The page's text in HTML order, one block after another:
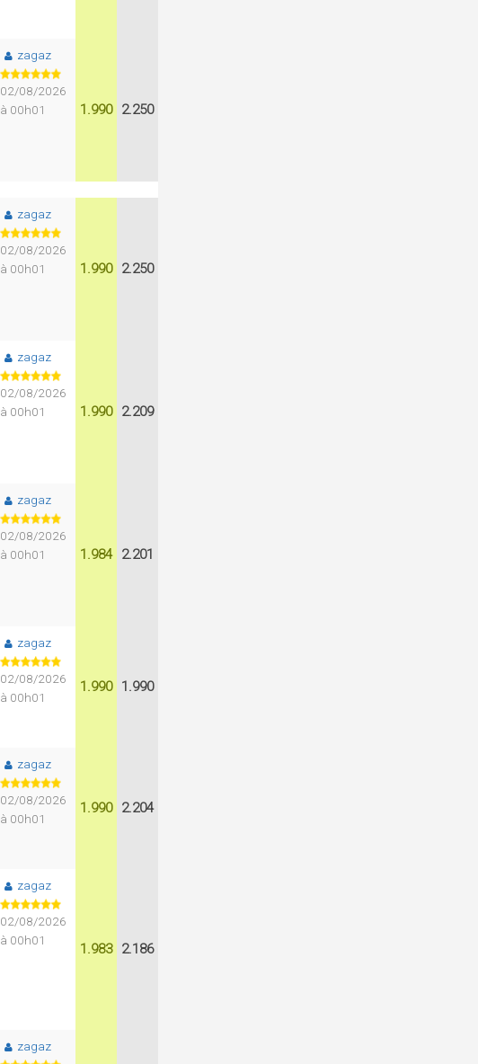
zagaz
02/08/2026
à 00h01
1.990 2.250
zagaz
02/08/2026
à 00h01
1.990 2.250
zagaz
02/08/2026
à 00h01
1.990 2.209
zagaz
02/08/2026
à 00h01
1.984 2.201
zagaz
02/08/2026
à 00h01
1.990 1.990
zagaz
02/08/2026
à 00h01
1.990 2.204
zagaz
02/08/2026
à 00h01
1.983 2.186
zagaz